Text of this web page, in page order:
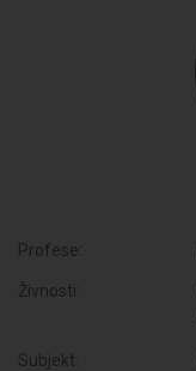
Profese:
Živnosti:
Subjekt: